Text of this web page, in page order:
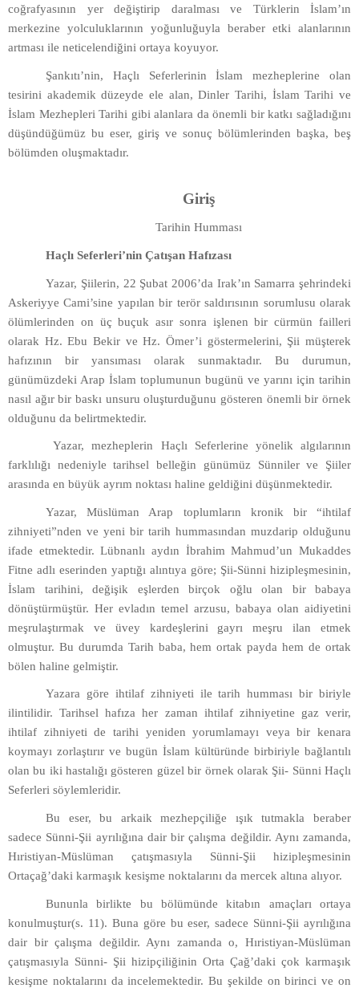
coğrafyasının yer değiştirip daralması ve Türklerin İslam’ın
merkezine yolculuklarının yoğunluğuyla beraber etki alanlarının
artması ile neticelendiğini ortaya koyuyor.
Şankıtı’nin, Haçlı Seferlerinin İslam mezheplerine olan
tesirini akademik düzeyde ele alan, Dinler Tarihi, İslam Tarihi ve
İslam Mezhepleri Tarihi gibi alanlara da önemli bir katkı sağladığını
düşündüğümüz bu eser, giriş ve sonuç bölümlerinden başka, beş
bölümden oluşmaktadır.
Giriş
Tarihin Humması
Haçlı Seferleri’nin Çatışan Hafızası
Yazar, Şiilerin, 22 Şubat 2006’da Irak’ın Samarra şehrindeki
Askeriyye Cami’sine yapılan bir terör saldırısının sorumlusu olarak
ölümlerinden on üç buçuk asır sonra işlenen bir cürmün failleri
olarak Hz. Ebu Bekir ve Hz. Ömer’i göstermelerini, Şii müşterek
hafızının bir yansıması olarak sunmaktadır. Bu durumun,
günümüzdeki Arap İslam toplumunun bugünü ve yarını için tarihin
nasıl ağır bir baskı unsuru oluşturduğunu gösteren önemli bir örnek
olduğunu da belirtmektedir.
Yazar, mezheplerin Haçlı Seferlerine yönelik algılarının
farklılığı nedeniyle tarihsel belleğin günümüz Sünniler ve Şiiler
arasında en büyük ayrım noktası haline geldiğini düşünmektedir.
Yazar, Müslüman Arap toplumların kronik bir “ihtilaf
zihniyeti”nden ve yeni bir tarih hummasından muzdarip olduğunu
ifade etmektedir. Lübnanlı aydın İbrahim Mahmud’un Mukaddes
Fitne adlı eserinden yaptığı alıntıya göre; Şii-Sünni hizipleşmesinin,
İslam tarihini, değişik eşlerden birçok oğlu olan bir babaya
dönüştürmüştür. Her evladın temel arzusu, babaya olan aidiyetini
meşrulaştırmak ve üvey kardeşlerini gayrı meşru ilan etmek
olmuştur. Bu durumda Tarih baba, hem ortak payda hem de ortak
bölen haline gelmiştir.
Yazara göre ihtilaf zihniyeti ile tarih humması bir biriyle
ilintilidir. Tarihsel hafıza her zaman ihtilaf zihniyetine gaz verir,
ihtilaf zihniyeti de tarihi yeniden yorumlamayı veya bir kenara
koymayı zorlaştırır ve bugün İslam kültüründe birbiriyle bağlantılı
olan bu iki hastalığı gösteren güzel bir örnek olarak Şii- Sünni Haçlı
Seferleri söylemleridir.
Bu eser, bu arkaik mezhepçiliğe ışık tutmakla beraber
sadece Sünni-Şii ayrılığına dair bir çalışma değildir. Aynı zamanda,
Hıristiyan-Müslüman çatışmasıyla Sünni-Şii hizipleşmesinin
Ortaçağ’daki karmaşık kesişme noktalarını da mercek altına alıyor.
Bununla birlikte bu bölümünde kitabın amaçları ortaya
konulmuştur(s. 11). Buna göre bu eser, sadece Sünni-Şii ayrılığına
dair bir çalışma değildir. Aynı zamanda o, Hıristiyan-Müslüman
çatışmasıyla Sünni- Şii hizipçiliğinin Orta Çağ’daki çok karmaşık
kesişme noktalarını da incelemektedir. Bu şekilde on birinci ve on